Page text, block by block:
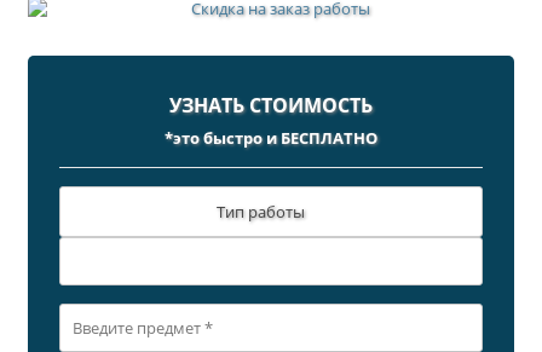
УЗНАТЬ СТОИМОСТЬ
*это быстро и БЕСПЛАТНО
Тип работы